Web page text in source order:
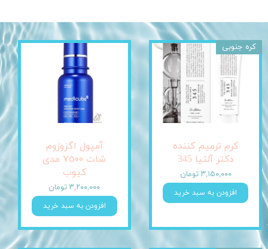
کرم ترمیم کننده
دکتر آلتیا 345
۳,۱۵۰,۰۰۰ تومان
افزودن به سبد خرید
کره جنوبی
آمپول اگزوزوم
شات ٧٥٠٠ مدی
کیوب
۳,۲۰۰,۰۰۰ تومان
افزودن به سبد خرید